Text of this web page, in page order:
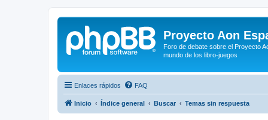
Proyecto Aon
Foro de debate sobre el Proyecto
mundo de los libro-juegos
Enlaces rápidos FAQ
Inicio Índice general Buscar Temas sin respuesta